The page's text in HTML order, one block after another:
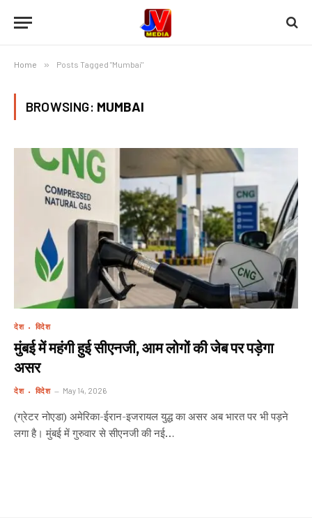
Home » Posts Tagged "Mumbai"
BROWSING: MUMBAI
देश विदेश
मुंबई में महंगी हुई सीएनजी, आम लोगों की जेब पर पड़ेगा
असर
देश विदेश May 14, 2026
(ग्रेटर नोएडा) अमेरिका-ईरान-इजरायल युद्ध का असर अब भारत पर भी पड़ने
लगा है। मुंबई में गुरुवार से सीएनजी की नई…